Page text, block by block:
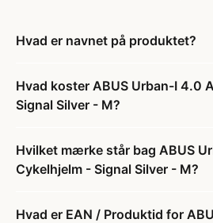
Hvad er navnet på produktet?
Hvad koster ABUS Urban-I 4.0
Signal Silver - M?
Hvilket mærke står bag ABUS
Cykelhjelm - Signal Silver - M?
Hvad er EAN / Produktid for